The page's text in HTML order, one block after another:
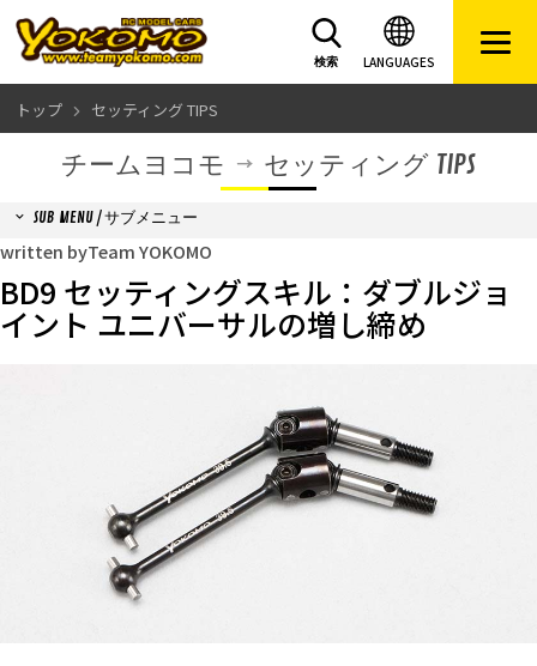
LANGUAGES
検索
トップ セッティング TIPS
チームヨコモ セッティング TIPS
SUB MENU / サブメニュー
written byTeam YOKOMO
BD9 セッティングスキル：ダブルジョ
イント ユニバーサルの増し締め